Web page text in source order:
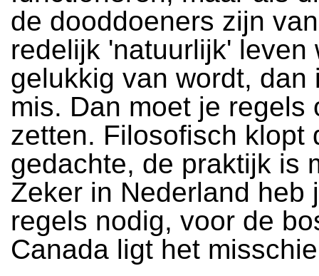
de dooddoeners zijn
redelijk 'natuurlijk' leven
gelukkig van wordt, dan
mis. Dan moet je regels
zetten. Filosofisch klopt
gedachte, de praktijk is
Zeker in Nederland heb
regels nodig, voor de
Canada ligt het